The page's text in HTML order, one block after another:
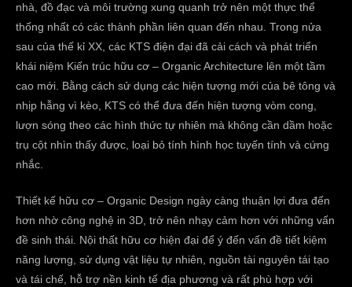
nhà, đồ đạc và môi trường xung quanh trở nên một thực thể
thống nhất có các thành phần liên quan đến nhau. Trong nửa
sau của thế kỉ XX, các KTS điện đại đã cải cách và phát triển
khái niệm Kiến trúc hữu cơ – Organic Architecture lên một tầm
cao mới. Bằng cách sử dụng các hiện tượng mới của bê tông và
nhịp hẫng vì kèo, KTS có thể đưa đến hiện tượng vòm cong,
lượn sóng theo các hình thức tự nhiên mà không cần dầm hoặc
trụ cột nhìn thấy được, loại bỏ tính hình học tuyến tính và cứng
nhắc.
Thiết kế hữu cơ – Organic Design ngày càng thuận lợi đưa đến
hơn nhờ công nghệ in 3D, trở nên nhạy cảm hơn với những vấn
đề sinh thái. Nội thất hữu cơ hiện đại để ý đến vấn đề tiết kiệm
năng lượng, sử dụng vật liệu tự nhiên, nguồn tài nguyên tái tạo
và tái chế, hỗ trợ nền kinh tế địa phương và rất phù hợp với